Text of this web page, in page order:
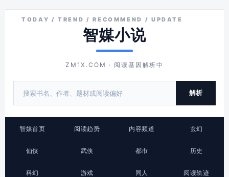
智媒小说
ZM1X.COM · 阅读基因解析中
解析
智媒首页 阅读趋势 内容频道 玄幻
仙侠 武侠 都市 历史
科幻 游戏 同人 阅读轨迹